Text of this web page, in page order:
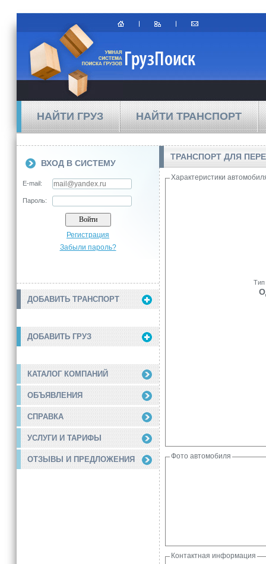
НАЙТИ ГРУЗ НАЙТИ ТРАНСПОРТ
ВХОД В СИСТЕМУ
E-mail:
Пароль:
Регистрация
Забыли пароль?
ДОБАВИТЬ ТРАНСПОРТ
ДОБАВИТЬ ГРУЗ
КАТАЛОГ КОМПАНИЙ
ОБЪЯВЛЕНИЯ
СПРАВКА
УСЛУГИ И ТАРИФЫ
ОТЗЫВЫ И ПРЕДЛОЖЕНИЯ
ТРАНСПОРТ ДЛЯ
Характеристики
Тип
Фото автомобиля
Контактная информация